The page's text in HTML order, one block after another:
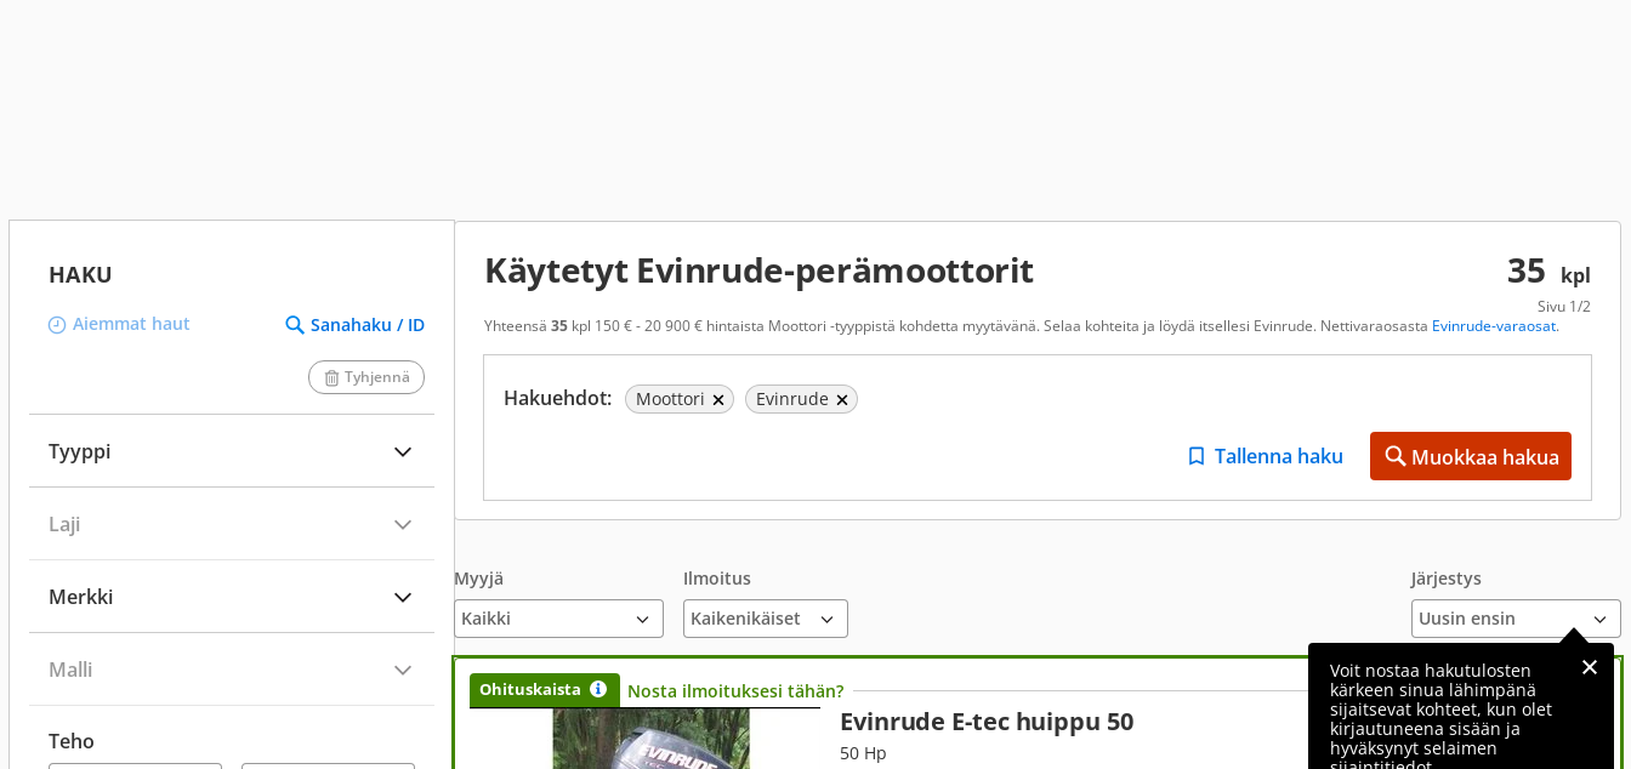
HAKU
Aiemmat haut Sanahaku / ID
Tyhjennä
Tyyppi
Laji
Merkki
Malli
Teho
35 kpl
Sivu 1/2
Käytetyt Evinrude-perämoottorit
Yhteensä 35 kpl 150 € - 20 900 € hintaista Moottori -tyyppistä kohdetta myytävänä. Selaa kohteita ja löydä itsellesi Evinrude. Nettivaraosasta Evinrude-varaosat.
Hakuehdot: Moottori Evinrude
Tallenna haku Muokkaa hakua
Myyjä Ilmoitus Järjestys
Voit nostaa hakutulosten
kärkeen sinua lähimpänä
sijaitsevat kohteet, kun olet
kirjautuneena sisään ja
hyväksynyt selaimen
Ohituskaista Nosta ilmoituksesi tähän?
Evinrude E-tec huippu 50 4 300€
50 Hp